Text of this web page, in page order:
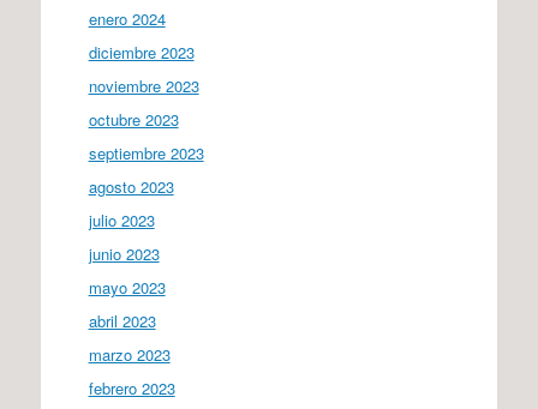
enero 2024
diciembre 2023
noviembre 2023
octubre 2023
septiembre 2023
agosto 2023
julio 2023
junio 2023
mayo 2023
abril 2023
marzo 2023
febrero 2023